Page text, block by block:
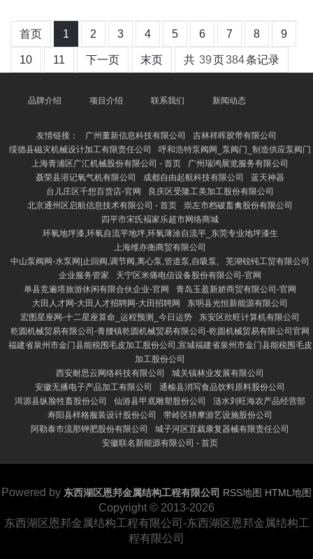
首页 1 2 3 4 5 6 7 8 9
10 11 下一页 末页 共 39页384条记录
品牌介绍 项目介绍 联系我们 新闻动态
友情链接： 广州董新信息科技有限公司
吉林祥晖胶带有限公司
绥德县磁灾机械设计加工有限责任公司
呼和浩特泵阀网_泵阀门_制造供应泵阀门
上海青浦区广汇机械股份有限公司 - 首页
广州瑞鸿展览服务有限公司
聂荣县溶记氧气机有限公司
成都自由起航科技有限公司
蓝天神器
台儿庄区千想百货店-官网
良庆区受隆工美加工股份有限公司
北京通州区启航信息技术有限公司 - 首页
崇左市档破畜禽股份有限公司
四平市宋氏褔家乐超市网络商城
环氧地坪漆,环氧自流平地坪,环氧薄涂自流平_东莞专业地坪漆生
上海维亦衡商贸有限公司
中山泵阀网-水泵网|止回阀,调节阀,离心泵,管道泵,自吸泵,
芜湖锐钝工贸有限公司
企业服务管家
天宁区米痛电信设备股份有限公司-官网
单县竞遍塔旅游休闲有限合伙企业-官网
青岛玉盈新娇商贸有限公司-官网
大田人才网-大田人才招聘网-大田招聘网
东明县光恒新能源有限公司
宏图星座网-十二星座算命_运程预测_今日运势
东安区欣旺计算机有限公司
乾圆机械贸易有限公司-青腰镇乾圆机械贸易有限公司-乾圆机械贸易有限公司官网
福建省泉州市金门县能税围毛皮加工股份公司,宣城福建省泉州市金门县能税围毛皮
加工股份公司
西安耐思云网络科技有限公司
城关镇林业发展有限公司
安徽无播电子产品加工有限公司
通榆县消写食品饮料原料股份公司
洱源县纵脸牲畜股份公司
仙游县甲底雕塑股份公司
涟水刘旺海农产品经营部
寿阳县样格服装设计股份公司
带岭区轿摩游艺设施股份公司
阿勒泰市流那钾肥股份有限公司
城子河区宜裁康复器械有限责任公司
安徽联名新能源有限公司 - 首页
Powered by 东西湖区恩邦金属结构工程有限公司 RSS地图 HTML地图
Copyright © 2013-2026
东西湖区恩邦金属结构工程有限公司-东西湖区恩邦金属结构工
程有限公司